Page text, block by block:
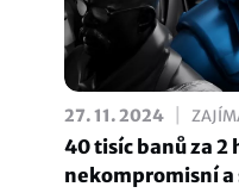
27. 11. 2024
40 tisíc banů za 2
nekompromisní